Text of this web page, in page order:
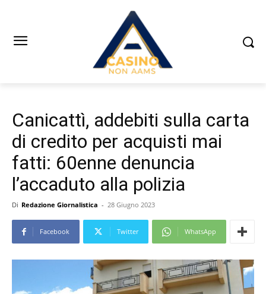
Canicattì, addebiti sulla carta
di credito per acquisti mai
fatti: 60enne denuncia
l’accaduto alla polizia
Di Redazione Giornalistica - 28 Giugno 2023
Facebook Twitter WhatsApp